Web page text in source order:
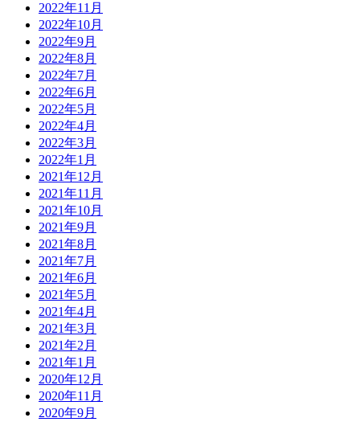
2022年11月
2022年10月
2022年9月
2022年8月
2022年7月
2022年6月
2022年5月
2022年4月
2022年3月
2022年1月
2021年12月
2021年11月
2021年10月
2021年9月
2021年8月
2021年7月
2021年6月
2021年5月
2021年4月
2021年3月
2021年2月
2021年1月
2020年12月
2020年11月
2020年9月